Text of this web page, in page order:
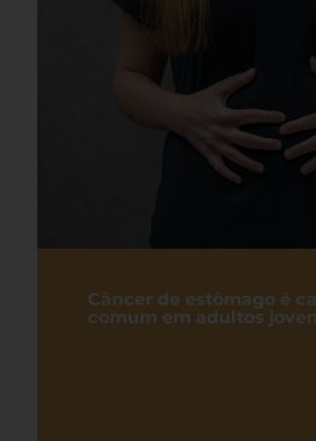
Câncer de estômago é
comum em adultos